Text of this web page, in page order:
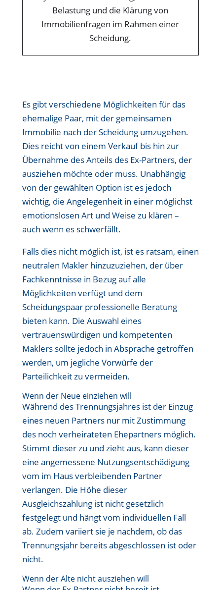
Es gibt verschiedene Möglichkeiten für das
ehemalige Paar, mit der gemeinsamen
Immobilie nach der Scheidung umzugehen.
Dies reicht von einem Verkauf bis hin zur
Übernahme des Anteils des Ex-Partners, der
ausziehen möchte oder muss. Unabhängig
von der gewählten Option ist es jedoch
wichtig, die Angelegenheit in einer möglichst
emotionslosen Art und Weise zu klären –
auch wenn es schwerfällt.
Falls dies nicht möglich ist, ist es ratsam, einen
neutralen Makler hinzuzuziehen, der über
Fachkenntnisse in Bezug auf alle
Möglichkeiten verfügt und dem
Scheidungspaar professionelle Beratung
bieten kann. Die Auswahl eines
vertrauenswürdigen und kompetenten
Maklers sollte jedoch in Absprache getroffen
werden, um jegliche Vorwürfe der
Parteilichkeit zu vermeiden.
Wenn der Neue einziehen will
Während des Trennungsjahres ist der Einzug
eines neuen Partners nur mit Zustimmung
des noch verheirateten Ehepartners möglich.
Stimmt dieser zu und zieht aus, kann dieser
eine angemessene Nutzungsentschädigung
vom im Haus verbleibenden Partner
verlangen. Die Höhe dieser
Ausgleichszahlung ist nicht gesetzlich
festgelegt und hängt vom individuellen Fall
ab. Zudem variiert sie je nachdem, ob das
Trennungsjahr bereits abgeschlossen ist oder
nicht.
Wenn der Alte nicht ausziehen will